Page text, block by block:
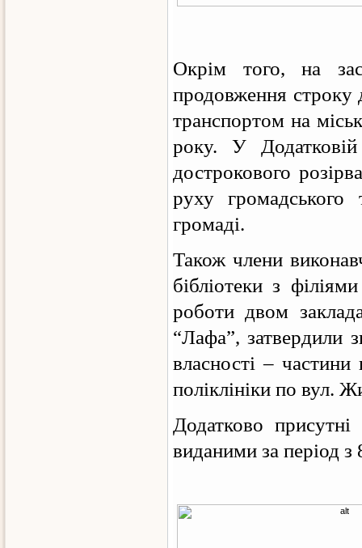
Окрім того, на
продовження строку
транспортом на
року. У
дострокового
руху громадського
громаді.
Також члени
бібліотеки з
роботи двом
“Лафа”, затвердили
власності –
поліклініки по вул.
Додатково
виданими за період